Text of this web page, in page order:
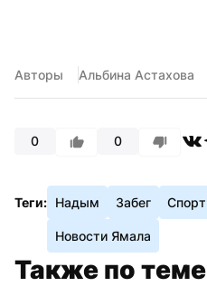
Авторы Альбина Астахова
0 0
Теги: Надым Забег Спорт
Новости Ямала
Также по теме